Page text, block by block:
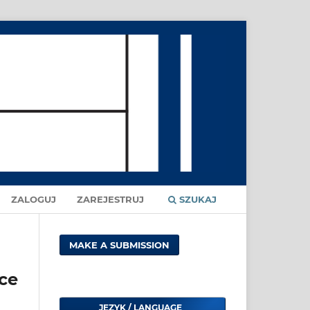
ZALOGUJ ZAREJESTRUJ SZUKAJ
MAKE A SUBMISSION
JĘZYK / LANGUAGE